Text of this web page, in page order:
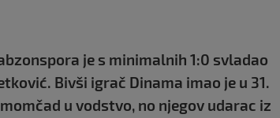
je s minimalnih 1:0 svladao
Bivši igrač Dinama imao je u 31.
u vodstvo, no njegov udarac iz